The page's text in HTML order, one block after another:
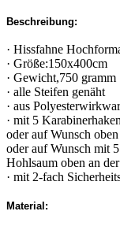
Beschreibung:
· Hissfahne
· Größe:150x400cm
· Gewicht,750 gramm
· alle Steifen genäht
· aus
· mit 5
oder auf Wunsch
oder auf Wunsch mit
Hohlsaum oben an
· mit 2-fach
Material: